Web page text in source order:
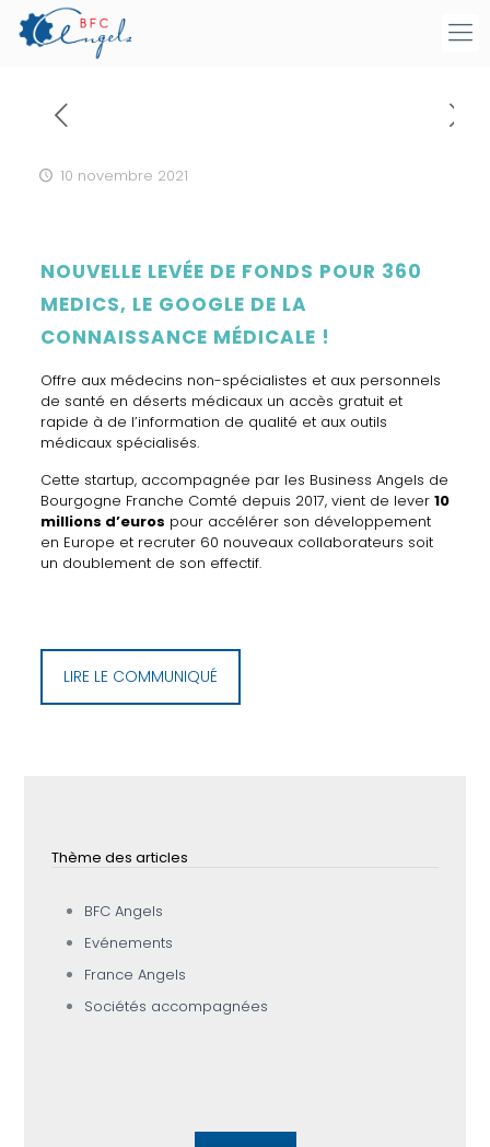
10 novembre 2021
NOUVELLE LEVÉE DE FONDS POUR 360
MEDICS, LE GOOGLE DE LA
CONNAISSANCE MÉDICALE !
Offre aux médecins non-spécialistes et aux personnels
de santé en déserts médicaux un accès gratuit et
rapide à de l’information de qualité et aux outils
médicaux spécialisés.
Cette startup, accompagnée par les Business Angels de
Bourgogne Franche Comté depuis 2017, vient de lever 10
millions d’euros pour accélérer son développement
en Europe et recruter 60 nouveaux collaborateurs soit
un doublement de son effectif.
LIRE LE COMMUNIQUÉ
Thème des articles
BFC Angels
Evénements
France Angels
Sociétés accompagnées